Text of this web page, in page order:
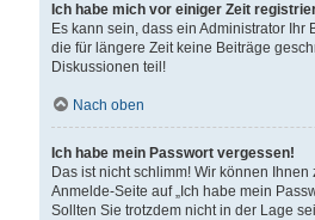
Ich habe mich vor einiger Zeit
Es kann sein, dass ein Administrator
die für längere Zeit keine Beiträge
Diskussionen teil!
Nach oben
Ich habe mein Passwort vergessen!
Das ist nicht schlimm! Wir können
Anmelde-Seite auf „Ich habe mein
Sollten Sie trotzdem nicht in der Lage